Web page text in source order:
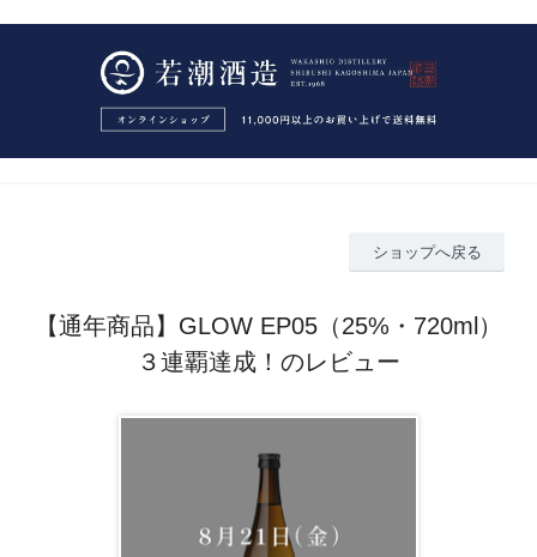
ショップへ戻る
【通年商品】GLOW EP05（25%・720ml）
３連覇達成！のレビュー